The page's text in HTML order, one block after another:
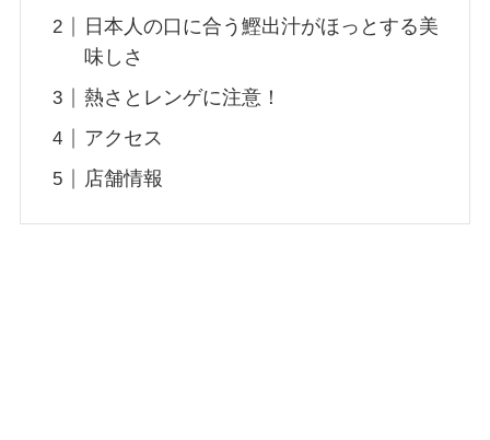
日本人の口に合う鰹出汁がほっとする美
味しさ
熱さとレンゲに注意！
アクセス
店舗情報